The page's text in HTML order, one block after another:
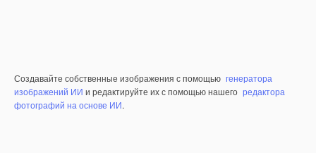
Создавайте собственные изображения с помощью генератора
изображений ИИ и редактируйте их с помощью нашего редактора
фотографий на основе ИИ.